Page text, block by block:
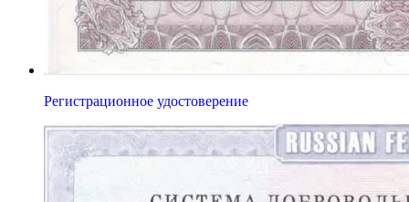
Регистрационное удостоверение